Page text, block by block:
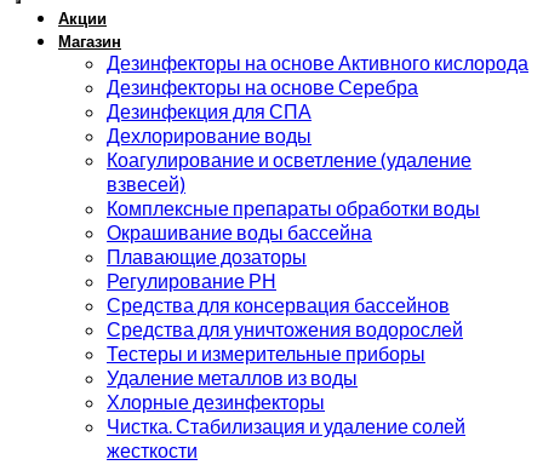
Акции
Магазин
Дезинфекторы на основе Активного кислорода
Дезинфекторы на основе Серебра
Дезинфекция для СПА
Дехлорирование воды
Коагулирование и осветление (удаление
взвесей)
Комплексные препараты обработки воды
Окрашивание воды бассейна
Плавающие дозаторы
Регулирование РН
Средства для консервация бассейнов
Средства для уничтожения водорослей
Тестеры и измерительные приборы
Удаление металлов из воды
Хлорные дезинфекторы
Чистка. Стабилизация и удаление солей
жесткости